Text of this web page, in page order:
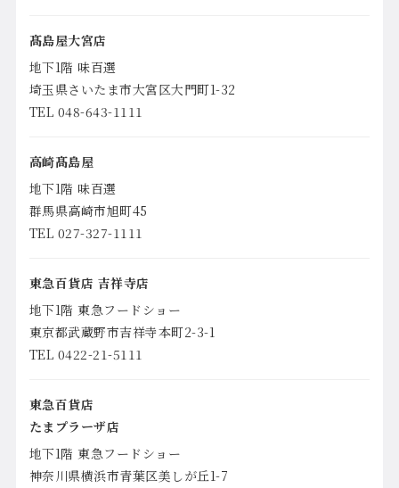
髙島屋大宮店
地下1階 味百選
埼玉県さいたま市大宮区大門町1-32
TEL 048-643-1111
高崎髙島屋
地下1階 味百選
群馬県高崎市旭町45
TEL 027-327-1111
東急百貨店 吉祥寺店
地下1階 東急フードショー
東京都武蔵野市吉祥寺本町2-3-1
TEL 0422-21-5111
東急百貨店
たまプラーザ店
地下1階 東急フードショー
神奈川県横浜市青葉区美しが丘1-7